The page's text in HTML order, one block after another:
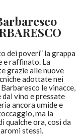
dei poveri” la grappa
e raffinato. La
grazie alle nuove
adottate nei
le vinacce,
vino e pressate
ancora umide e
ma la
qualche ora, così da
stessi.